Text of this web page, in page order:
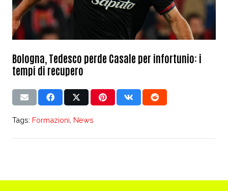
Bologna, Tedesco perde Casale per infortunio: i
tempi di recupero
Tags: Formazioni News